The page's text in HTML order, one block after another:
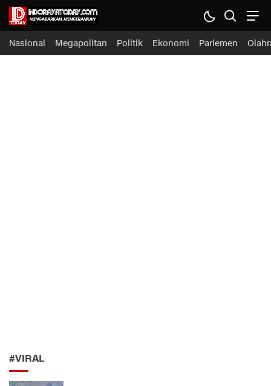
Indoraya Today
Mengabarkan, Mencerahkan
Nasional Megapolitan Politik Ekonomi Parlemen
#VIRAL